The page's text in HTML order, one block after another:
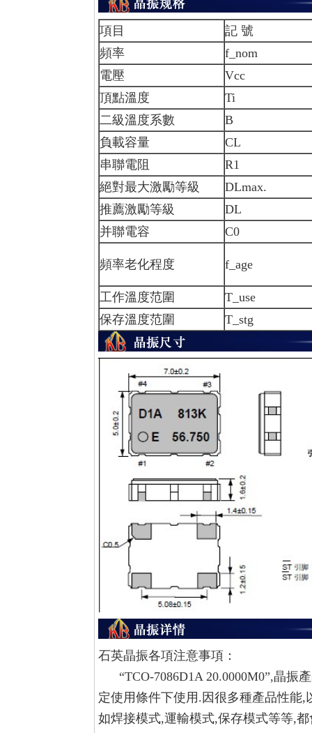
項目
記 號
頻率
f_nom
電壓
Vcc
頂點溫度
Ti
二級溫度系數
B
負載容量
CL
串聯電阻
R1
絕對最大激勵等級
DLmax.
推薦激勵等級
DL
并聯電容
C0
頻率老化程度 f_age
工作溫度范圍
T_use
保存溫度范圍
T_stg
石英晶振各項注意事項：
“TCO-7086D1A 20.0000M0”,晶振
定使用條件下使用.因很多種產品性能
如焊接模式,運輸模式,保存模式等等,